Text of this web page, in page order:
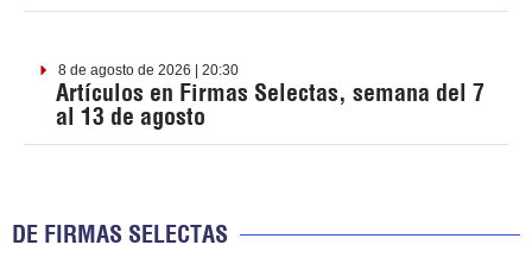
8 de agosto de 2026 | 20:30
Artículos en Firmas Selectas, semana del 7
al 13 de agosto
DE FIRMAS SELECTAS